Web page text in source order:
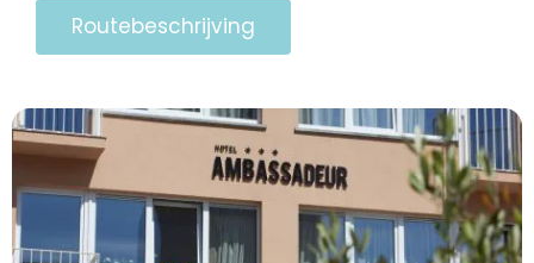
Routebeschrijving